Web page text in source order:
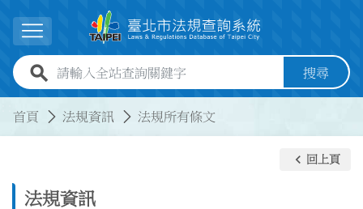
展開選單
全站查詢關鍵字欄位 搜尋
首頁 法規資訊 法規所有條文
法規資訊
keyboard_arrow_left 回上頁